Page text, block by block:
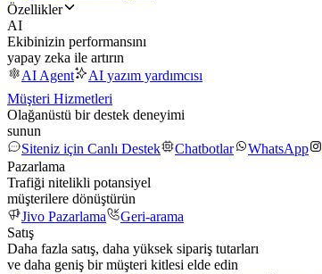
Özellikler
AI
Ekibinizin performansını
yapay zeka ile artırın
AI Agent
AI yazım yardımcısı
Müşteri Hizmetleri
Olağanüstü bir destek deneyimi
sunun
Siteniz için Canlı Destek
Chatbotlar WhatsApp
Pazarlama
Trafiği nitelikli potansiyel
müşterilere dönüştürün
Jivo Pazarlama
Geri-arama
Satış
Daha fazla satış, daha yüksek sipariş tutarları
ve daha geniş bir müşteri kitlesi elde edin